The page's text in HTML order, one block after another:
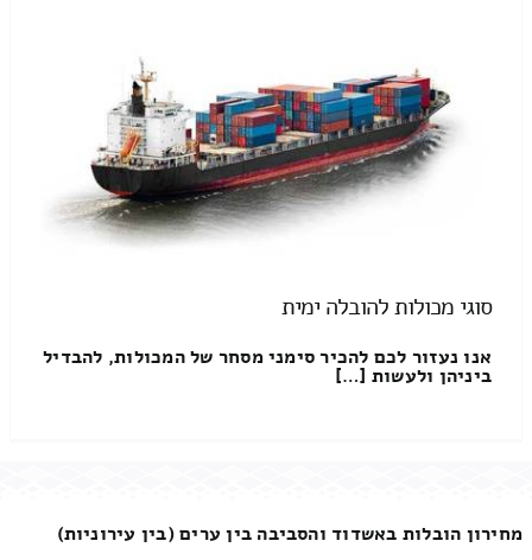
סוגי מכולות להובלה ימית
אנו נעזור לכם להכיר סימני מסחר של המכולות, להבדיל
ביניהן ולעשות […]
מחירון הובלות באשדוד והסביבה בין ערים (בין עירוניות)